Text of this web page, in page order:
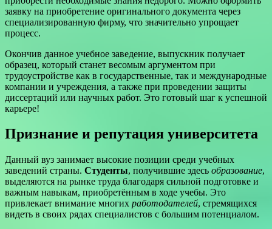
заявку на приобретение оригинального документа через
специализированную фирму, что значительно упрощает
процесс.
Окончив данное учебное заведение, выпускник получает
образец, который станет весомым аргументом при
трудоустройстве как в государственные, так и международные
компании и учреждения, а также при проведении защиты
диссертаций или научных работ. Это готовый шаг к успешной
карьере!
Признание и репутация университета
Данный вуз занимает высокие позиции среди учебных
заведений страны. Студенты, получившие здесь образование,
выделяются на рынке труда благодаря сильной подготовке и
важным навыкам, приобретённым в ходе учебы. Это
привлекает внимание многих работодателей, стремящихся
видеть в своих рядах специалистов с большим потенциалом.